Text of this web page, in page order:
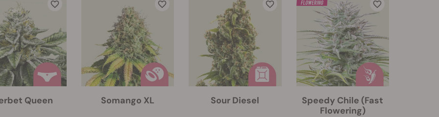
Queen Somango XL Sour Diesel
Speedy Chile (Fast
Flowering)